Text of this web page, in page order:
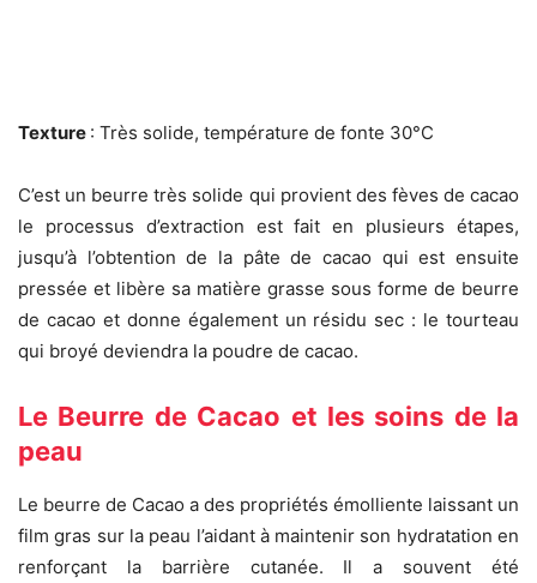
Texture : Très solide, température de fonte 30°C
C’est un beurre très solide qui provient des fèves de cacao
le processus d’extraction est fait en plusieurs étapes,
jusqu’à l’obtention de la pâte de cacao qui est ensuite
pressée et libère sa matière grasse sous forme de beurre
de cacao et donne également un résidu sec : le tourteau
qui broyé deviendra la poudre de cacao.
Le Beurre de Cacao et les soins de la
peau
Le beurre de Cacao a des propriétés émolliente laissant un
film gras sur la peau l’aidant à maintenir son hydratation en
renforçant la barrière cutanée. Il a souvent été